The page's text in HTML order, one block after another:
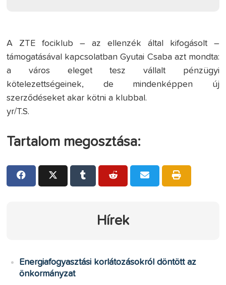
A ZTE fociklub – az ellenzék által kifogásolt –
támogatásával kapcsolatban Gyutai Csaba azt mondta:
a város eleget tesz vállalt pénzügyi
kötelezettségeinek, de mindenképpen új
szerződéseket akar kötni a klubbal.
yr/T.S.
Tartalom megosztása:
Hírek
Energiafogyasztási korlátozásokról döntött az
önkormányzat